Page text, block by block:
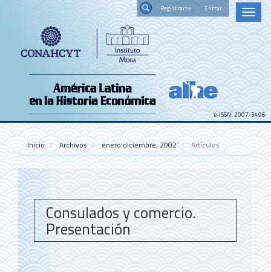
Contenido
principal
Barra
Toggle
e-ISSN: 2007-3496
Inicio Archivos enero diciembre, 2002 Artículos
Consulados y comercio.
Presentación